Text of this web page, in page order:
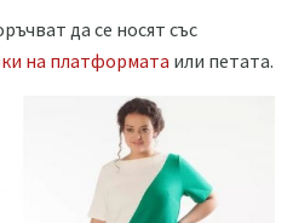
да се носят със
на платформата или петата.